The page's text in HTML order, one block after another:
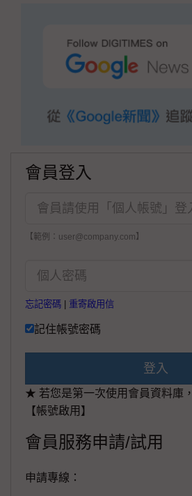
會員登入
【範例：user@company.com】
忘記密碼 重寄啟用信
記住帳號密碼
登入
★ 若您是第一次使用會員資料庫
【帳號啟用】
會員服務申請/試用
申請專線：